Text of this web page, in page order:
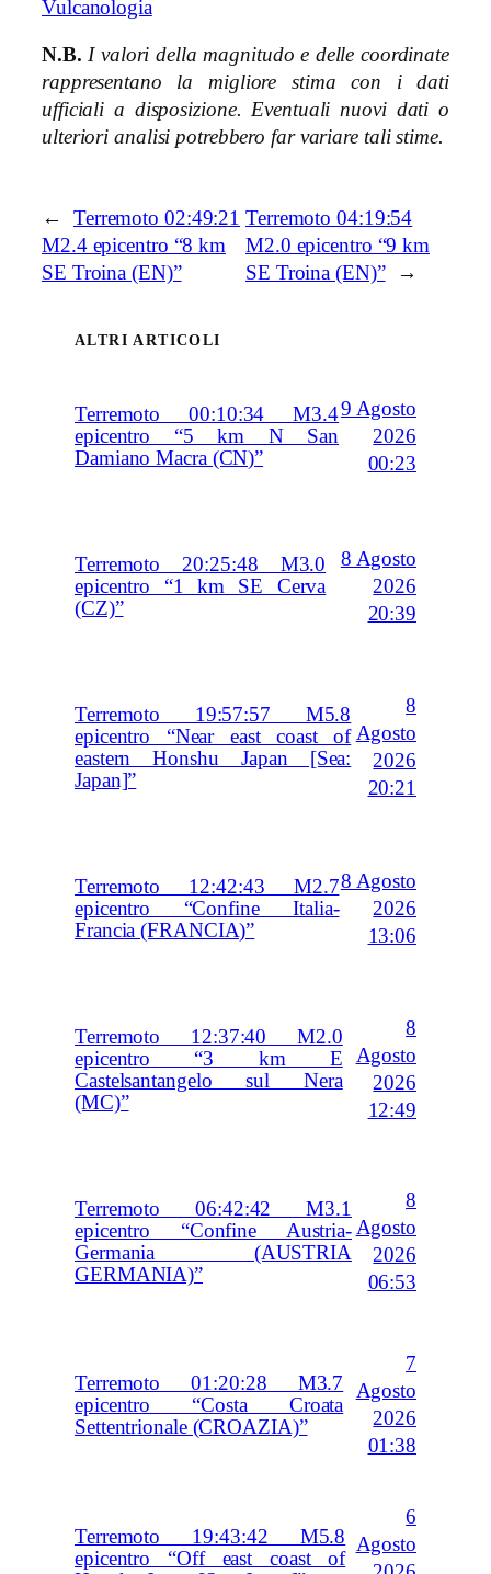
Vulcanologia
N.B. I valori della magnitudo e delle coordinate
rappresentano la migliore stima con i dati
ufficiali a disposizione. Eventuali nuovi dati o
ulteriori analisi potrebbero far variare tali stime.
←
Terremoto 02:49:21
M2.4 epicentro “8 km
SE Troina (EN)”
Terremoto 04:19:54
M2.0 epicentro “9 km
SE Troina (EN)”
→
ALTRI ARTICOLI
Terremoto 00:10:34 M3.4
epicentro “5 km N San
Damiano Macra (CN)”
9 Agosto
2026
00:23
Terremoto 20:25:48 M3.0
epicentro “1 km SE Cerva
(CZ)”
8 Agosto
2026
20:39
Terremoto 19:57:57 M5.8
epicentro “Near east coast of
eastern Honshu Japan [Sea:
Japan]”
8
Agosto
2026
20:21
Terremoto 12:42:43 M2.7
epicentro “Confine Italia-
Francia (FRANCIA)”
8 Agosto
2026
13:06
Terremoto 12:37:40 M2.0
epicentro “3 km E
Castelsantangelo sul Nera
(MC)”
8
Agosto
2026
12:49
Terremoto 06:42:42 M3.1
epicentro “Confine Austria-
Germania (AUSTRIA
GERMANIA)”
8
Agosto
2026
06:53
Terremoto 01:20:28 M3.7
epicentro “Costa Croata
Settentrionale (CROAZIA)”
7
Agosto
2026
01:38
Terremoto 19:43:42 M5.8
epicentro “Off east coast of
6
Agosto